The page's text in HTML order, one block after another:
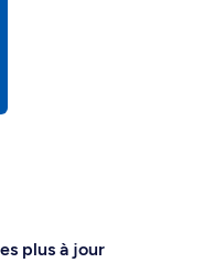
plus à jour